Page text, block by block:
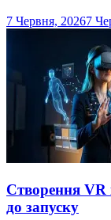
7 Червня, 20267
Створення VR
до запуску